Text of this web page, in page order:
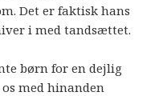
Det er faktisk hans
i med tandsættet.
børn for en dejlig
med hinanden